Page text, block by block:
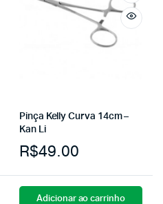
Pinça Kelly Curva 14cm –
Kan Li
R$49.00
Adicionar ao carrinho